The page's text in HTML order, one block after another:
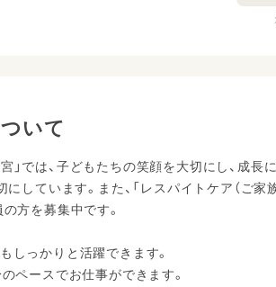
いて
では、子どもたちの笑顔を大切にし、成長
しています。また、「レスパイトケア（ご
方を募集中です。
しっかりと活躍できます。
ペースでお仕事ができます。